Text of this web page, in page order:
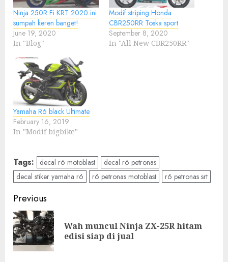
Ninja 250R Fi KRT 2020 ini
sumpah keren banget!
June 19, 2020
In "Blog"
Modif striping Honda
CBR250RR Toska sport
September 8, 2020
In "All New CBR250RR"
Yamaha R6 black Ultimate
February 16, 2019
In "Modif bigbike"
Tags: decal r6 motoblast
decal r6 petronas
decal stiker yamaha r6
r6 petronas motoblast r6 petronas srt
Post
navigation
Previous
Wah muncul Ninja ZX-25R hitam
edisi siap di jual